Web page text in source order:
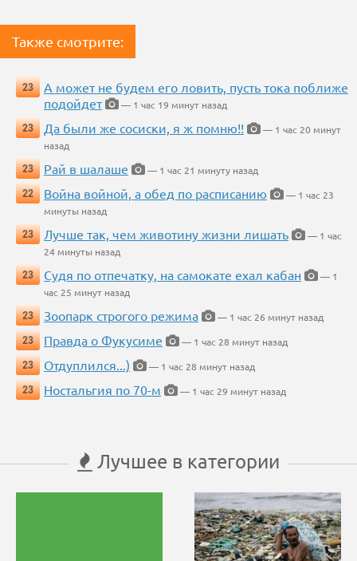
Также смотрите:
23
А может не будем его ловить, пусть тока поближе
подойдет
— 1 час 19 минут назад
23
Да были же сосиски, я ж помню!!
— 1 час 20 минут
назад
23
Рай в шалаше
— 1 час 21 минуту назад
22
Война войной, а обед по расписанию
— 1 час 23
минуты назад
23
Лучше так, чем животину жизни лишать
— 1 час
24 минуты назад
23
Судя по отпечатку, на самокате ехал кабан
— 1
час 25 минут назад
23
Зоопарк строгого режима
— 1 час 26 минут назад
23
Правда о Фукусиме
— 1 час 28 минут назад
23
Отдуплился...)
— 1 час 28 минут назад
23
Ностальгия по 70-м — 1 час 29 минут назад
Лучшее в категории